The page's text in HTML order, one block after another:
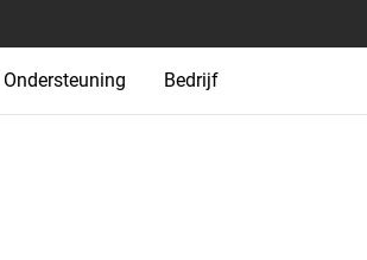
Ondersteuning Bedrijf